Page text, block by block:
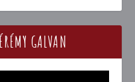
GALVAN